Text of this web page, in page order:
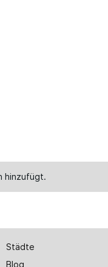
hinzufügt.
Städte
Blog